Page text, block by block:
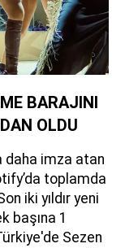
BARAJINI
OLDU
daha imza atan
toplamda
iki yıldır yeni
başına 1
Sezen